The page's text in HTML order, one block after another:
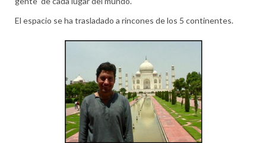
El espacio se ha trasladado a rincones de los 5 continentes.